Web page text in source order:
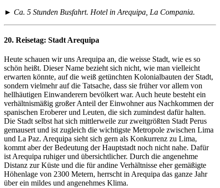
► Ca. 5 Stunden Busfahrt. Hotel in Arequipa, La Compania.
20. Reisetag: Stadt Arequipa
Heute schauen wir uns Arequipa an, die weisse Stadt, wie es so
schön heißt. Dieser Name bezieht sich nicht, wie man vielleicht
erwarten könnte, auf die weiß getünchten Kolonialbauten der Stadt,
sondern vielmehr auf die Tatsache, dass sie früher vor allem von
hellhäutigen Einwanderern bevölkert war. Auch heute besteht ein
verhältnismäßig großer Anteil der Einwohner aus Nachkommen der
spanischen Eroberer und Leuten, die sich zumindest dafür halten.
Die Stadt selbst hat sich mittlerweile zur zweitgrößten Stadt Perus
gemausert und ist zugleich die wichtigste Metropole zwischen Lima
und La Paz. Arequipa sieht sich gern als Konkurrenz zu Lima,
kommt aber der Bedeutung der Hauptstadt noch nicht nahe. Dafür
ist Arequipa ruhiger und übersichtlicher. Durch die angenehme
Distanz zur Küste und die für andine Verhältnisse eher gemäßigte
Höhenlage von 2300 Metern, herrscht in Arequipa das ganze Jahr
über ein mildes und angenehmes Klima.